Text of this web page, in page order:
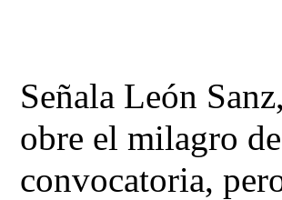
Señala León
obre el milagro
convocatoria,